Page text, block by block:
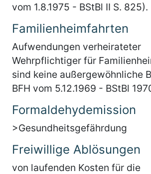
vom 1.8.1975 - BStBl II S. 825).
Familienheimfahrten
Aufwendungen verheirateter
Wehrpflichtiger für
sind keine außergewöhnliche
BFH vom 5.12.1969 - BStBl
Formaldehydemission
>Gesundheitsgefährdung
Freiwillige Ablösungen
von laufenden Kosten für die